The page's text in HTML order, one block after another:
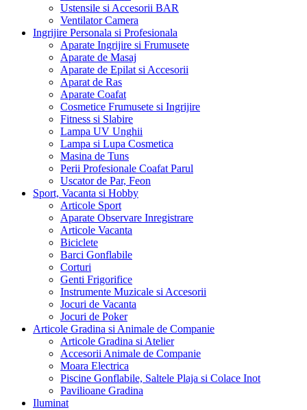
Ustensile si Accesorii BAR
Ventilator Camera
Ingrijire Personala si Profesionala
Aparate Ingrijire si Frumusete
Aparate de Masaj
Aparate de Epilat si Accesorii
Aparat de Ras
Aparate Coafat
Cosmetice Frumusete si Ingrijire
Fitness si Slabire
Lampa UV Unghii
Lampa si Lupa Cosmetica
Masina de Tuns
Perii Profesionale Coafat Parul
Uscator de Par, Feon
Sport, Vacanta si Hobby
Articole Sport
Aparate Observare Inregistrare
Articole Vacanta
Biciclete
Barci Gonflabile
Corturi
Genti Frigorifice
Instrumente Muzicale si Accesorii
Jocuri de Vacanta
Jocuri de Poker
Articole Gradina si Animale de Companie
Articole Gradina si Atelier
Accesorii Animale de Companie
Moara Electrica
Piscine Gonflabile, Saltele Plaja si Colace Inot
Pavilioane Gradina
Iluminat